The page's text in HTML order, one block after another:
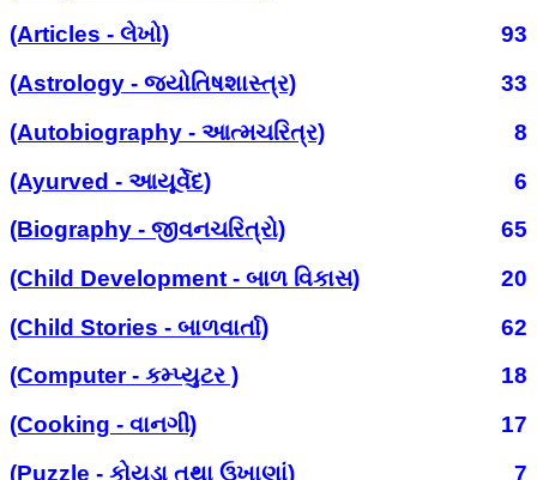
(Articles - લેખો)
93
(Astrology - જ્યોતિષશાસ્ત્ર)
33
(Autobiography - આત્મચરિત્ર)
8
(Ayurved - આયૂર્વેદ)
6
(Biography - જીવનચરિત્રો)
65
(Child Development - બાળ વિકાસ)
20
(Child Stories - બાળવાર્તા)
62
(Computer - કમ્પ્યુટર )
18
(Cooking - વાનગી)
17
(Puzzle - કોયડા તથા ઉખાણાં)
7